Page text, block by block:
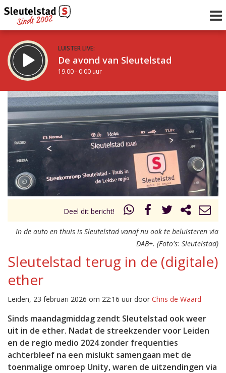
LUISTER LIVE:
De avond van Sleutelstad
19.00 - 0.00 uur
STRAKS:
De nacht van Sleutelstad
0.00 - 6.00 uur
Vorig uur
uur 1 van 0 Volgend uur
Deel dit bericht!
In de auto en thuis is Sleutelstad vanaf nu ook te beluisteren via
DAB+. (Foto's: Sleutelstad)
Sleutelstad terug in de (digitale)
ether
Leiden, 23 februari 2026 om 22:16 uur door Chris de Waard
Sinds maandagmiddag zendt Sleutelstad ook weer
uit in de ether. Nadat de streekzender voor Leiden
en de regio medio 2024 zonder frequenties
achterbleef na een mislukt samengaan met de
toenmalige omroep Unity, waren de uitzendingen via